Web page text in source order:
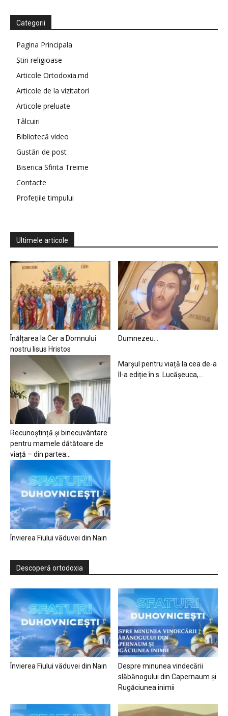
Categorii
Pagina Principala
Știri religioase
Articole Ortodoxia.md
Articole de la vizitatori
Articole preluate
Tâlcuiri
Bibliotecă video
Gustări de post
Biserica Sfinta Treime
Contacte
Profețiile timpului
Ultimele articole
Înălțarea la Cer a Domnului
nostru Iisus Hristos
Dumnezeu…
Recunoștință și binecuvântare
pentru mamele dătătoare de
viață – din partea...
Marșul pentru viață la cea de-a
II-a ediție în s. Lucășeuca,...
Învierea Fiului văduvei din Nain
Descoperă ortodoxia
Învierea Fiului văduvei din Nain
Despre minunea vindecării
slăbănogului din Capernaum și
Rugăciunea inimii